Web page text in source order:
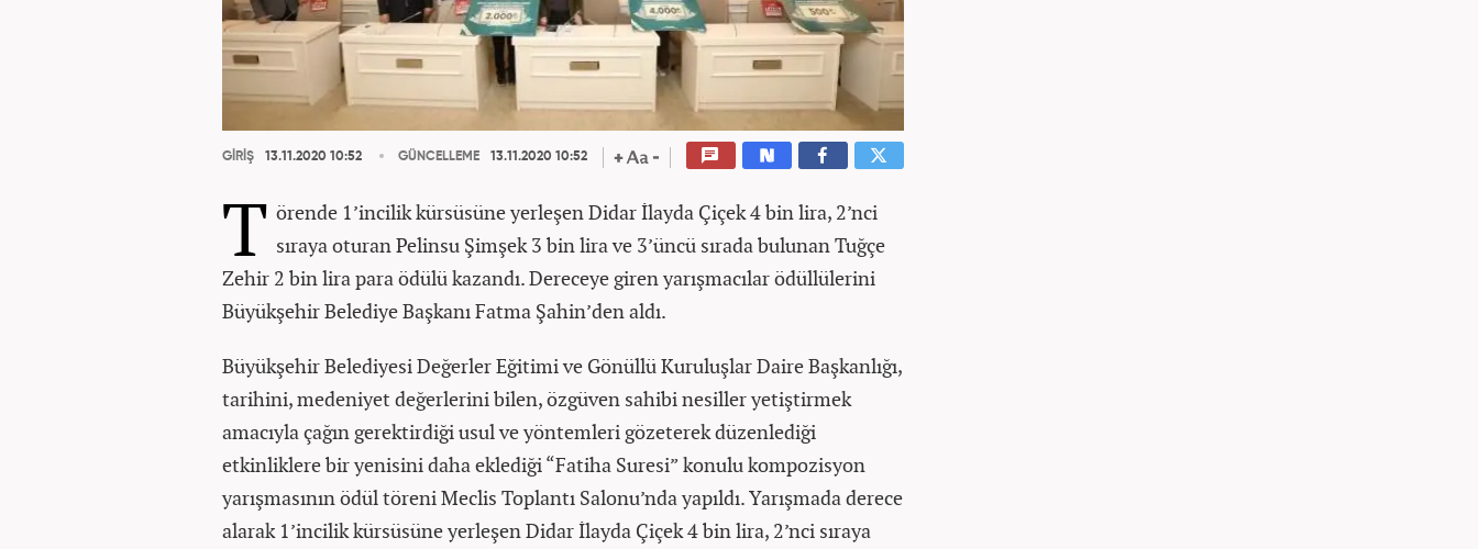
GİRİŞ 13.11.2020 10:52 GÜNCELLEME 13.11.2020 10:52
T örende 1’incilik kürsüsüne yerleşen Didar İlayda Çiçek 4 bin lira, 2’nci
sıraya oturan Pelinsu Şimşek 3 bin lira ve 3’üncü sırada bulunan Tuğçe
Zehir 2 bin lira para ödülü kazandı. Dereceye giren yarışmacılar ödüllülerini
Büyükşehir Belediye Başkanı Fatma Şahin’den aldı.
Büyükşehir Belediyesi Değerler Eğitimi ve Gönüllü Kuruluşlar Daire Başkanlığı,
tarihini, medeniyet değerlerini bilen, özgüven sahibi nesiller yetiştirmek
amacıyla çağın gerektirdiği usul ve yöntemleri gözeterek düzenlediği
etkinliklere bir yenisini daha eklediği “Fatiha Suresi” konulu kompozisyon
yarışmasının ödül töreni Meclis Toplantı Salonu’nda yapıldı. Yarışmada derece
alarak 1’incilik kürsüsüne yerleşen Didar İlayda Çiçek 4 bin lira, 2’nci sıraya